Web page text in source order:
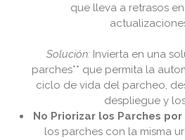
que lleva a retrasos
Solución: Invierta en una
parches** que permita la
ciclo de vida del parcheo,
despliegue y
No Priorizar los Parches
los parches con la misma